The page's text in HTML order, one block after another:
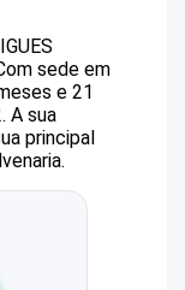
sede em
e 21
A sua
principal